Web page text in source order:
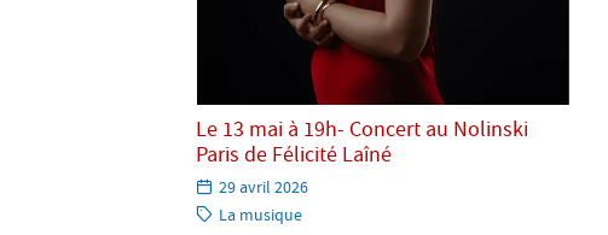
Le 13 mai à 19h- Concert au Nolinski
Paris de Félicité Laîné
Paru
le:
29 avril 2026
Catégorie:
La musique